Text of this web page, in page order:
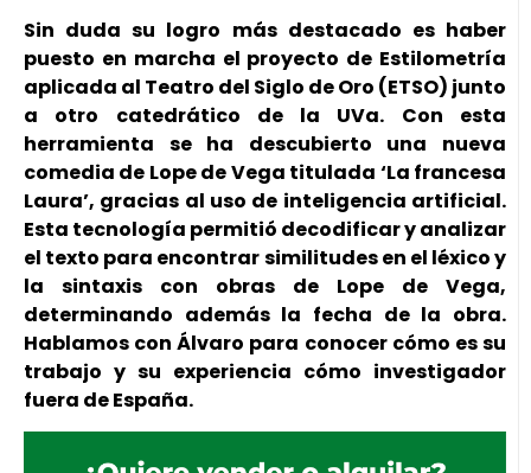
Sin duda su logro más destacado es haber
puesto en marcha el proyecto de Estilometría
aplicada al Teatro del Siglo de Oro (ETSO) junto
a otro catedrático de la UVa. Con esta
herramienta se ha descubierto una nueva
comedia de Lope de Vega titulada ‘La francesa
Laura’, gracias al uso de inteligencia artificial.
Esta tecnología permitió decodificar y analizar
el texto para encontrar similitudes en el léxico y
la sintaxis con obras de Lope de Vega,
determinando además la fecha de la obra.
Hablamos con Álvaro para conocer cómo es su
trabajo y su experiencia cómo investigador
fuera de España.